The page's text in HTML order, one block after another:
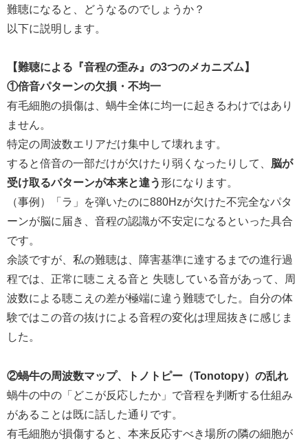
難聴になると、どうなるのでしょうか？
以下に説明します。
【難聴による『音程の歪み』の3つのメカニズム】
①倍音パターンの欠損・不均一
有毛細胞の損傷は、蝸牛全体に均一に起きるわけではあり
ません。
特定の周波数エリアだけ集中して壊れます。
すると倍音の一部だけが欠けたり弱くなったりして、 脳が
受け取るパターンが本来と違う形になります。
（事例）「ラ」を弾いたのに880Hzが欠けた不完全なパタ
ーンが脳に届き、音程の認識が不安定になるといった具合
です。
余談ですが、私の難聴は、障害基準に達するまでの進行過
程では、正常に聴こえる音と 失聴している音があって、周
波数による聴こえの差が極端に違う難聴でした。自分の体
験ではこの音の抜けによる音程の変化は理屈抜きに感じま
した。
②蝸牛の周波数マップ、トノトピー（Tonotopy）の乱れ
蝸牛の中の「どこが反応したか」で音程を判断する仕組み
があることは既に話した通りです。
有毛細胞が損傷すると、本来反応すべき場所の隣の細胞が